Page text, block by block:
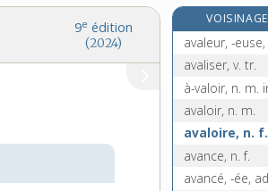
9e édition
(2024)
avaler, v. tr.
avaleur, -euse,
avaliser, v. tr.
à-valoir, n. m.
avaloir, n. m.
avaloire, n. f.
avance, n. f.
avancé, -ée,